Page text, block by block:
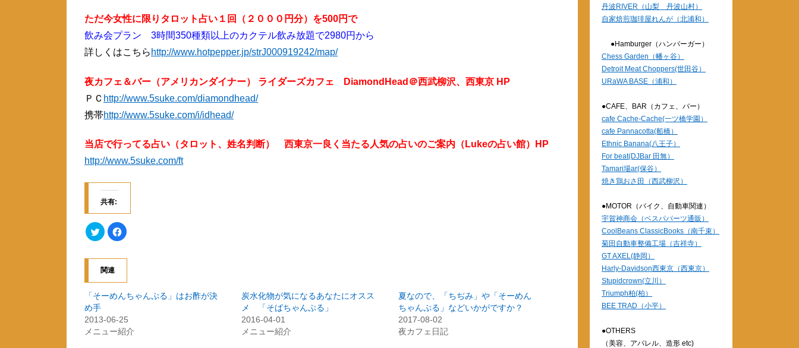
ただ今女性に限りタロット占い１回（２０００円分）を500円で
飲み会プラン 3時間350種類以上のカクテル飲み放題で2980円から
詳しくはこちら http://www.hotpepper.jp/strJ000919242/map/
夜カフェ＆バー（アメリカンダイナー） ライダーズカフェ DiamondHead＠西武柳沢、西東京 HP
ＰＣ http://www.5suke.com/diamondhead/
携帯http://www.5suke.com/i/idhead/
当店で行ってる占い（タロット、姓名判断） 西東京一良く当たる人気の占いのご案内（Lukeの占い館）HP
http://www.5suke.com/ft
共有:
ク
リ
し
て
T
t
e
r
で
共
有
F
a
b
共
有
る
に
は
ク
関連
「そーめんちゃんぷる」はお酢が決
め手
2013-06-25
メニュー紹介
炭水化物が気になるあなたにオスス
メ 「そばちゃんぷる」
2016-04-01
メニュー紹介
夏なので、「ちぢみ」や「そーめん
ちゃんぷる」などいかがですか？
2017-08-02
夜カフェ日記
丹波RIVER（山梨 丹波山村）
自家焙煎珈琲屋れんが（北浦和）
●Hamburger（ハンバーガー）
Chess Garden（幡ヶ谷）
Detroit Meat Choppers(世田谷）
URaWA BASE（浦和）
●CAFE、BAR（カフェ、バー）
cafe Cache-Cache(一ツ橋学園）
cafe Pannacotta(船橋）
Ethnic Banana(八王子）
For beat(DJBar 田無）
Tamari場ar(保谷）
焼き鶏おさ田（西武柳沢）
●MOTOR（バイク、自動車関連）
宇賀神商会（ベスパパーツ通販）
CoolBeans ClassicBooks（南千束）
菊田自動車整備工場（吉祥寺）
GT AXEL(静岡）
Harly-Davidson西東京（西東京）
Stupidcrown(立川）
Triumph柏(柏）
BEE TRAD（小平）
●OTHERS
（美容、アパレル、造形 etc)